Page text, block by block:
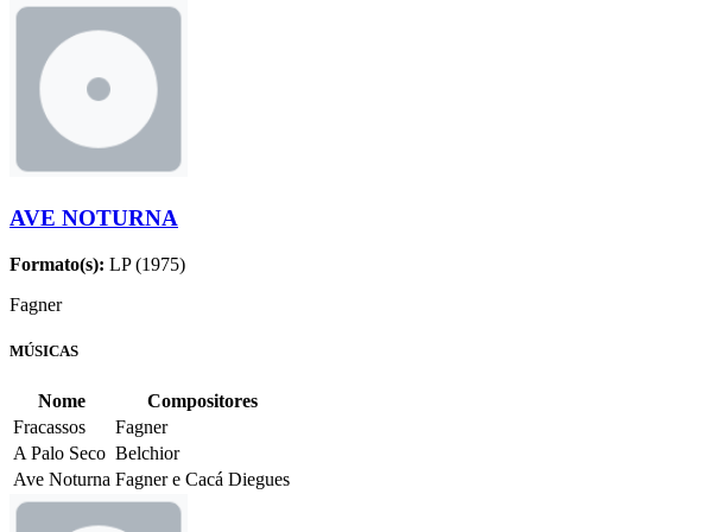
AVE NOTURNA
Formato(s): LP (1975)
Fagner
MÚSICAS
Nome
Compositores
Fracassos
Fagner
A Palo Seco Belchior
Ave Noturna Fagner e Cacá Diegues